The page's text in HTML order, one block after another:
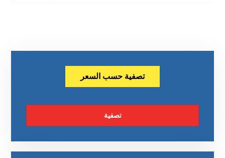
تصفية حسب السعر
تصفية